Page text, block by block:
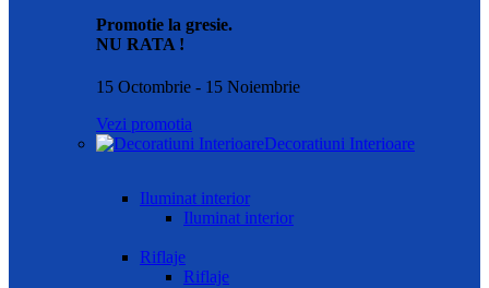
Promotie la gresie.
NU RATA !
15 Octombrie - 15 Noiembrie
Vezi promotia
Decoratiuni Interioare
Iluminat interior
Iluminat interior
Riflaje
Riflaje